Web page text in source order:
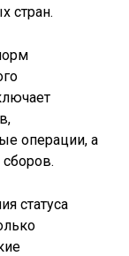
стран.
операции, а
статуса